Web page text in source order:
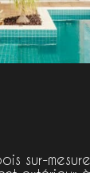
sur-